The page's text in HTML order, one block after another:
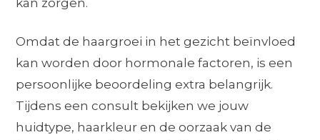
Omdat de haargroei in het gezicht beïnvloed
kan worden door hormonale factoren, is een
persoonlijke beoordeling extra belangrijk.
Tijdens een consult bekijken we jouw
huidtype, haarkleur en de oorzaak van de